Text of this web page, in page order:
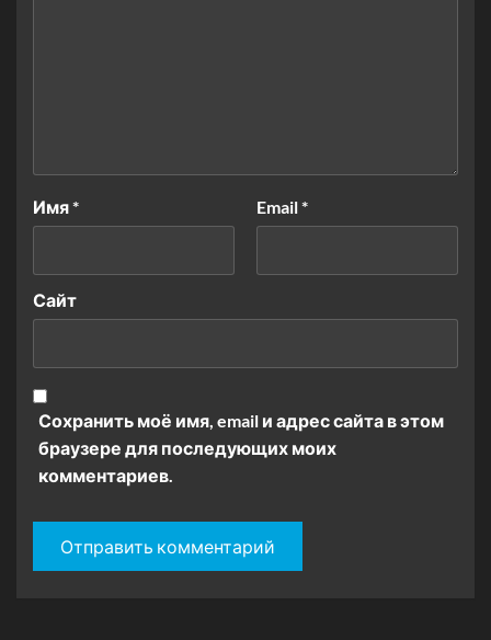
Имя* Email*
Сайт
Сохранить моё имя, email и адрес сайта в этом
браузере для последующих моих
комментариев.